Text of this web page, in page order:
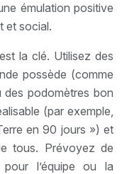
émulation positive
et social.
la clé. Utilisez des
possède (comme
podomètres bon
(par exemple,
en 90 jours ») et
tous. Prévoyez de
pour l’équipe ou la